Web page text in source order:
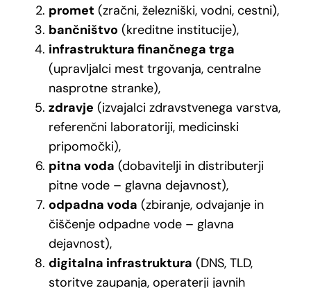
promet (zračni, železniški, vodni, cestni),
bančništvo (kreditne institucije),
infrastruktura finančnega trga
(upravljalci mest trgovanja, centralne
nasprotne stranke),
zdravje (izvajalci zdravstvenega varstva,
referenčni laboratoriji, medicinski
pripomočki),
pitna voda (dobavitelji in distributerji
pitne vode – glavna dejavnost),
odpadna voda (zbiranje, odvajanje in
čiščenje odpadne vode – glavna
dejavnost),
digitalna infrastruktura (DNS, TLD,
storitve zaupanja, operaterji javnih